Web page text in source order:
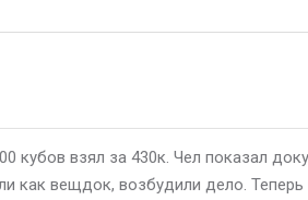
кубов взял за 430к. Чел показал
как вещдок, возбудили дело. Теперь